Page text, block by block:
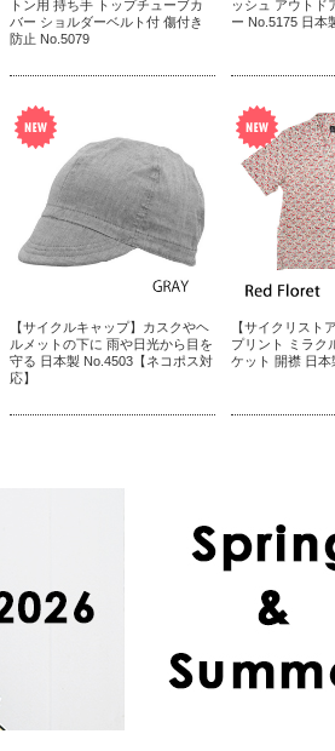
トン用 持ち手 トップチューブカ
バー ショルダーベルト付 傷付き
防止 No.5079
ッシュ アウトド
ー No.5175 日本
【サイクルキャップ】カスクやヘ
ルメットの下に 雨や日光から目を
守る 日本製 No.4503【ネコポス対
応】
【サイクリスト
プリント ミラク
ケット 開襟 日本